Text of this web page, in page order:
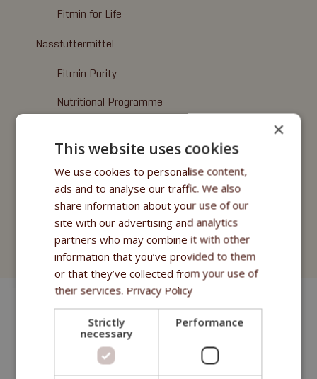
Fitmin for Life
Nassfuttermittel
Fitmin Purity
Nutritional Programme
Purity - Apotheke Fitmin
Kosmetik
×
This website uses cookies
We use cookies to personalise content,
ads and to analyse our traffic. We also
share information about your use of our
site with our advertising and analytics
partners who may combine it with other
information that you’ve provided to them
or that they’ve collected from your use of
their services. Privacy Policy
Strictly
necessary
Performance